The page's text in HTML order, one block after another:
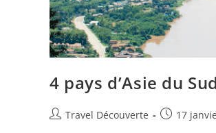
4 pays d’Asie du
Travel Découverte 17